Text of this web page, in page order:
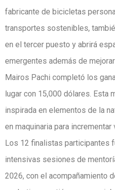
fabricante de bicicletas
transportes sostenibles,
en el tercer puesto y abrirá
emergentes además de
Mairos Pachi completó los
lugar con 15,000 dólares. Esta
inspirada en elementos de la
en maquinaria para
Los 12 finalistas participantes
intensivas sesiones de
2026, con el acompañamiento